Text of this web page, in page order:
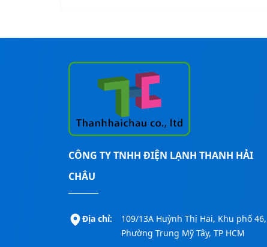
CÔNG TY TNHH ĐIỆN LẠNH THANH HẢI
CHÂU
Địa chỉ:
109/13A Huỳnh Thị Hai, Khu phố 46,
Phường Trung Mỹ Tây, TP HCM